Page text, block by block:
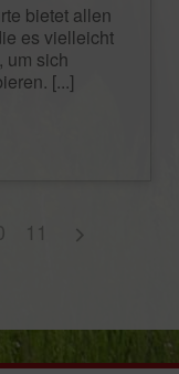
bietet allen
es vielleicht
um sich
[...]
11